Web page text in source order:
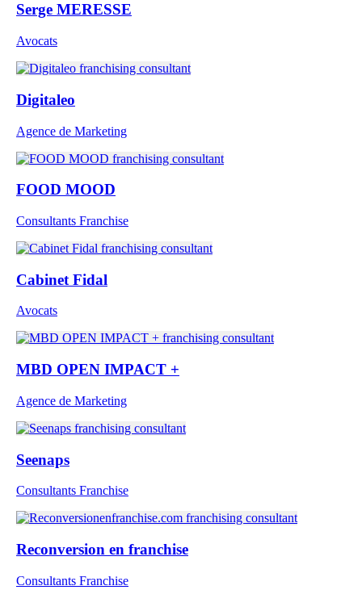
Serge MERESSE
Avocats
Digitaleo
Agence de Marketing
FOOD MOOD
Consultants Franchise
Cabinet Fidal
Avocats
MBD OPEN IMPACT +
Agence de Marketing
Seenaps
Consultants Franchise
Reconversion en franchise
Consultants Franchise